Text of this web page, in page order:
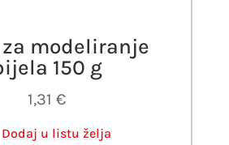
modeliranje
150 g
1,31€
Dodaj u listu želja